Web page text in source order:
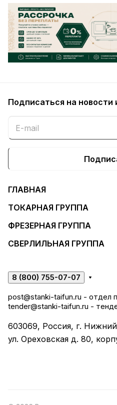
Подписаться на новости
ГЛАВНАЯ
ТОКАРНАЯ ГРУППА
ФРЕЗЕРНАЯ ГРУППА
СВЕРЛИЛЬНАЯ ГРУППА
8 (800) 755-07-07
post@stanki-taifun.ru - отдел
tender@stanki-taifun.ru -
603069, Россия, г.
ул. Ореховская д. 80,